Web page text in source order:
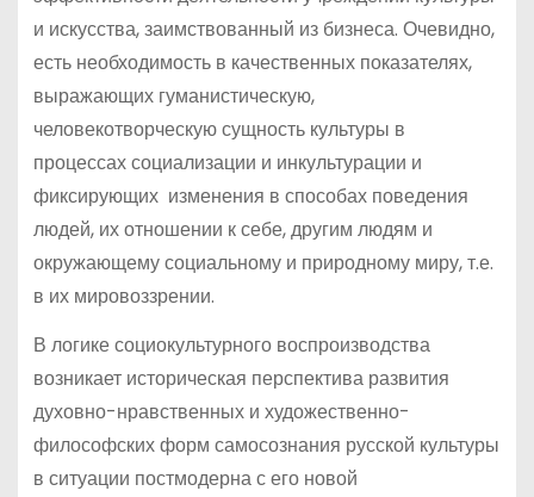
и искусства, заимствованный из бизнеса. Очевидно,
есть необходимость в качественных показателях,
выражающих гуманистическую,
человекотворческую сущность культуры в
процессах социализации и инкультурации и
фиксирующих изменения в способах поведения
людей, их отношении к себе, другим людям и
окружающему социальному и природному миру, т.е.
в их мировоззрении.
В логике социокультурного воспроизводства
возникает историческая перспектива развития
духовно-нравственных и художественно-
философских форм самосознания русской культуры
в ситуации постмодерна с его новой